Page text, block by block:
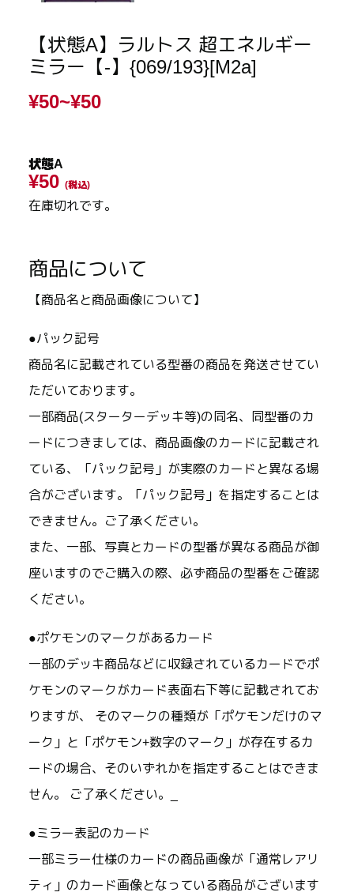
【状態A】ラルトス 超エネルギー
ミラー【-】{069/193}[M2a]
¥50~¥50
状態A
¥50 (税込)
在庫切れです。
商品について
【商品名と商品画像について】
●パック記号
商品名に記載されている型番の商品を発送させてい
ただいております。
一部商品(スターターデッキ等)の同名、同型番のカ
ードにつきましては、商品画像のカードに記載され
ている、「パック記号」が実際のカードと異なる場
合がございます。「パック記号」を指定することは
できません。ご了承ください。
また、一部、写真とカードの型番が異なる商品が御
座いますのでご購入の際、必ず商品の型番をご確認
ください。
●ポケモンのマークがあるカード
一部のデッキ商品などに収録されているカードでポ
ケモンのマークがカード表面右下等に記載されてお
りますが、 そのマークの種類が「ポケモンだけのマ
ーク」と「ポケモン+数字のマーク」が存在するカ
ードの場合、そのいずれかを指定することはできま
せん。 ご了承ください。_
●ミラー表記のカード
一部ミラー仕様のカードの商品画像が「通常レアリ
ティ」のカード画像となっている商品がございます